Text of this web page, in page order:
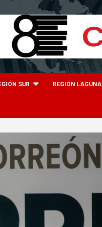
SUR REGIÓN LAGUNA